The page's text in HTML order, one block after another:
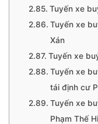
Tuyến xe
Tuyến xe
Xán
Tuyến xe
Tuyến xe
tái định cư
Tuyến xe
Phạm Thế